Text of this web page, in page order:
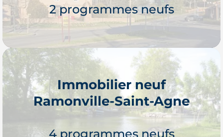
2 programmes neufs
Je découvre
Immobilier neuf
Ramonville-Saint-Agne
4 programmes neufs